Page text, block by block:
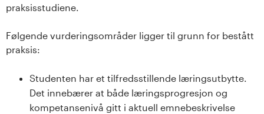
praksisstudiene.
Følgende vurderingsområder ligger til grunn for bestått
praksis:
Studenten har et tilfredsstillende læringsutbytte.
Det innebærer at både læringsprogresjon og
kompetansenivå gitt i aktuell emnebeskrivelse